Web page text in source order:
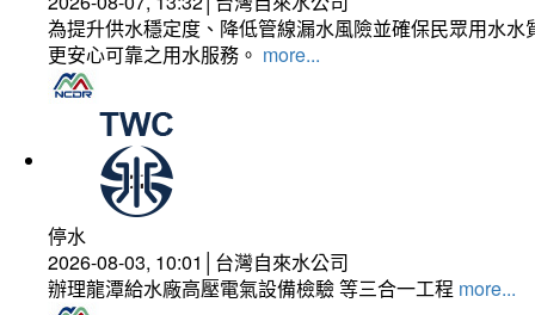
為提升供水穩定度、降低管線漏水風險並確保民眾用水
更安心可靠之用水服務。 more...
停水
2026-08-03, 10:01│台灣自來水公司
辦理龍潭給水廠高壓電氣設備檢驗 等三合一工程 more...